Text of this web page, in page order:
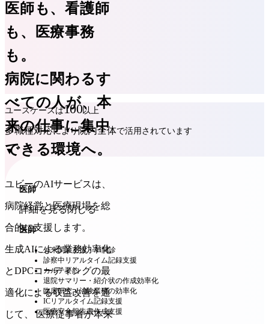
医師も、看護師
も、医療事務
も。
病院に関わるす
べての人が、本
来の仕事に集中
できる環境へ。
ユビーのAIサービスは、
病院経営と医療現場を総
合的に支援します。
生成AIによる業務効率化
とDPCコーディングの最
適化による収益改善を通
じて、 医療従事者が本来
ユースケースは100以上
多職種対応により院内全体で活用されています
▼
医師
詳細を見る閉じる
医師
外来問診支援・AI問診
診察中リアルタイム記録支援
カルテ要約
退院サマリー・紹介状の作成効率化
臨床研究・治験業務の効率化
ICリアルタイム記録支援
医療安全報告書作成支援